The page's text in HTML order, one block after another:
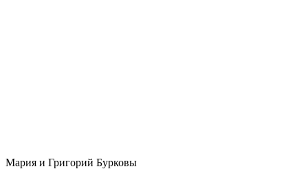
Мария и Григорий Бурковы